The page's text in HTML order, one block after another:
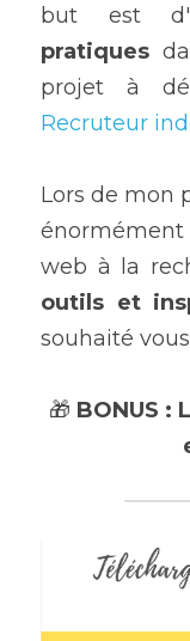
but est
pratiques
projet à
Recruteur
Lors de mon
web à la
outils et
souhaité vous
🎁 BONUS :